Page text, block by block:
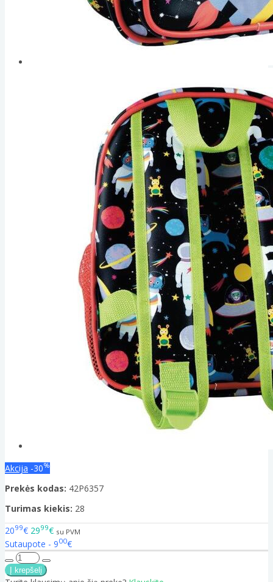
Akcija -30%
Prekės kodas: 42P6357
Turimas kiekis: 28
2099€ 2999€ su PVM
Sutaupote - 900€